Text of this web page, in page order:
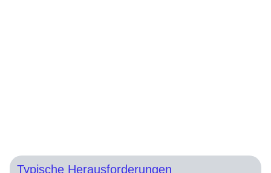
Typische Herausforderungen